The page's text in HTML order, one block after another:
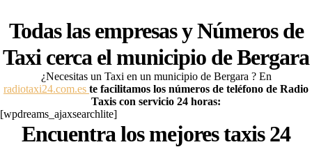
Todas las empresas y Números de
Taxi cerca el municipio deBergara
¿Necesitas un Taxi en un municipio de Bergara ? En
radiotaxi24.com.es te facilitamos los números de teléfono de Radio
Taxis con servicio 24 horas:
[wpdreams_ajaxsearchlite]
Encuentra los mejores taxis 24